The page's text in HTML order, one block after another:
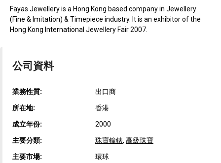
Fayas Jewellery is a Hong Kong based company in Jewellery
(Fine & Imitation) & Timepiece industry. It is an exhibitor of the
Hong Kong International Jewellery Fair 2007.
公司資料
業務性質: 出口商
所在地: 香港
成立年份: 2000
主要分類: 珠寶鐘錶, 高級珠寶
主要市場: 環球